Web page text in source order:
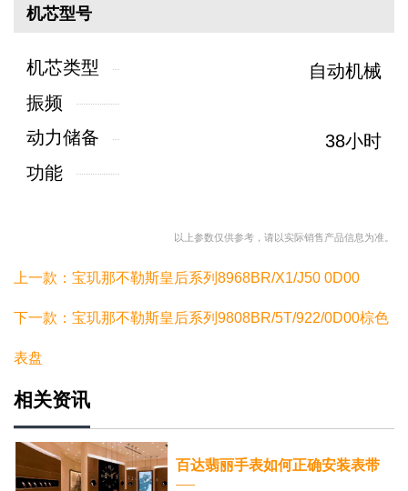
机芯型号
机芯类型
自动机械
振频
动力储备
38小时
功能
以上参数仅供参考，请以实际销售产品信息为准。
上一款：宝玑那不勒斯皇后系列8968BR/X1/J50 0D00
下一款：宝玑那不勒斯皇后系列9808BR/5T/922/0D00棕色
表盘
相关资讯
百达翡丽手表如何正确安装表带